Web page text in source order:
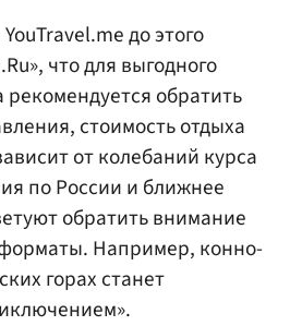
до этого
что для выгодного
рекомендуется обратить
стоимость отдыха
от колебаний курса
по России и ближнее
обратить внимание
Например, конно-
горах станет